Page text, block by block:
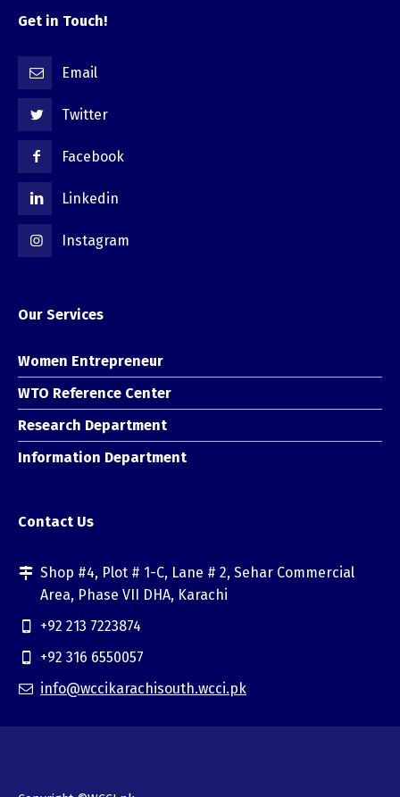
Get in Touch!
Email
Twitter
Facebook
Linkedin
Instagram
Our Services
Women Entrepreneur
WTO Reference Center
Research Department
Information Department
Contact Us
Shop #4, Plot # 1-C, Lane # 2, Sehar Commercial
Area, Phase VII DHA, Karachi
+92 213 7223874
+92 316 6550057
info@wccikarachisouth.wcci.pk